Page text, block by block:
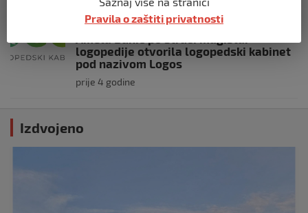
ZDRAVLJE
logopedije otvorila logopedski kabinet
pod nazivom Logos
prije 4 godine
Izdvojeno
Pravila o zaštiti privatnosti